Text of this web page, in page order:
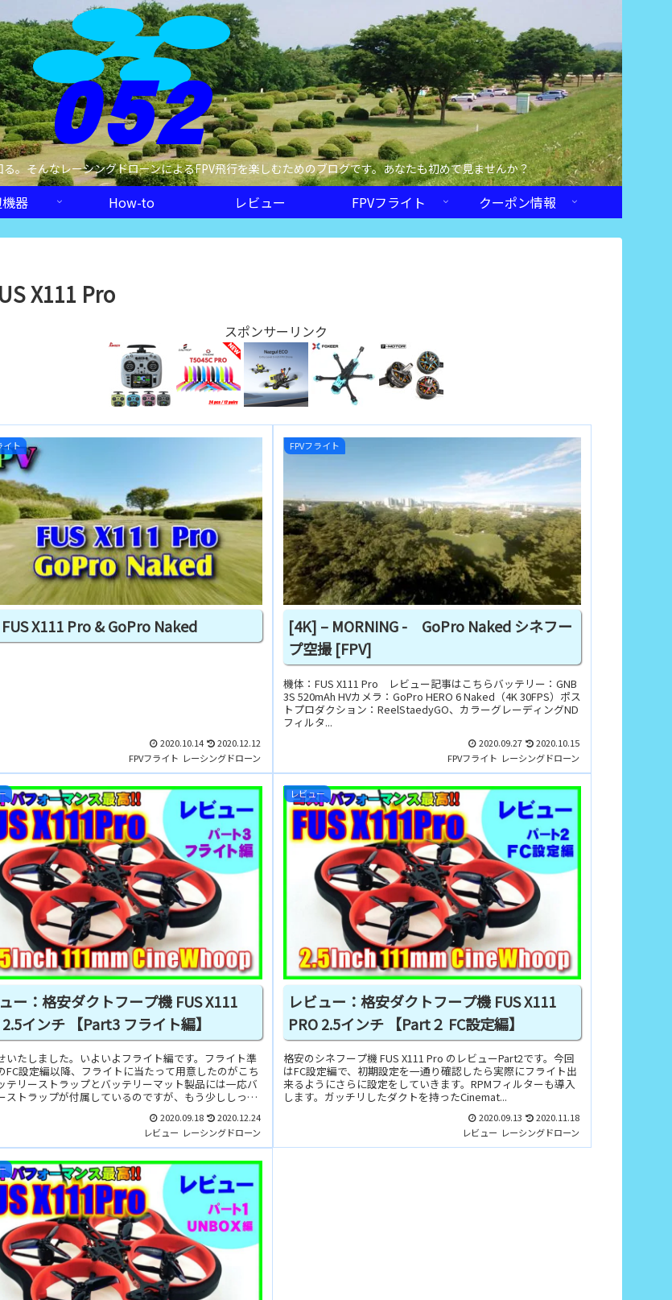
。そんなレーシングドローンによるFPV飛行を楽しむためのブログです。あなたも初めて見ませんか？
器 How-to レビュー FPVフライト クーポン情報
X111 Pro
スポンサーリンク
イト
X111 Pro & GoPro Naked
2020.10.14
2020.12.12
FPVフライト レーシングドローン
FPVフライト
[4K] – MORNING - GoPro Naked シネフー
プ空撮 [FPV]
機体：FUS X111 Pro レビュー記事はこちらバッテリー：GNB
3S 520mAh HVカメラ：GoPro HERO 6 Naked（4K 30FPS）ポス
トプロダクション：ReelStaedyGO、カラーグレーディングND
フィルタ...
2020.09.27
2020.10.15
FPVフライト レーシングドローン
ー：格安ダクトフープ機 FUS X111
2.5インチ 【Part3 フライト編】
いたしました。いよいよフライト編です。フライト準
FC設定編以降、フライトに当たって用意したのがこち
テリーストラップとバッテリーマット製品には一応バ
ストラップが付属しているのですが、もう少ししっか
2020.09.18
2020.12.24
レビュー レーシングドローン
レビュー
レビュー：格安ダクトフープ機 FUS X111
PRO 2.5インチ 【Part２ FC設定編】
格安のシネフープ機 FUS X111 Pro のレビューPart2です。今回
はFC設定編で、初期設定を一通り確認したら実際にフライト出
来るようにさらに設定をしていきます。RPMフィルターも導入
します。ガッチリしたダクトを持ったCinemat...
2020.09.13
2020.11.18
レビュー レーシングドローン